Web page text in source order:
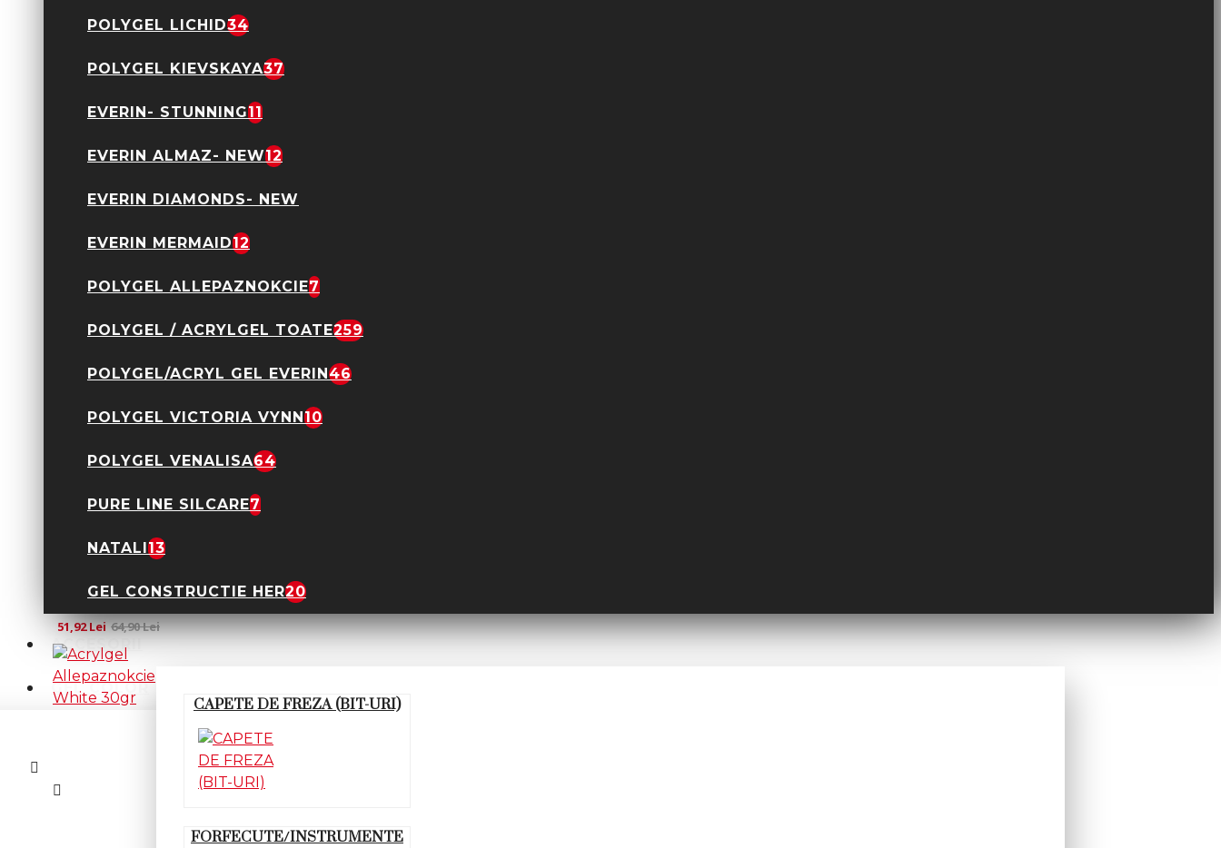
POLYGEL LICHID34
POLYGEL KIEVSKAYA37
EVERIN- STUNNING11
EVERIN ALMAZ- NEW12
EVERIN DIAMONDS- NEW
EVERIN MERMAID12
POLYGEL ALLEPAZNOKCIE7
POLYGEL / ACRYLGEL TOATE259
POLYGEL/ACRYL GEL EVERIN46
POLYGEL VICTORIA VYNN10
POLYGEL VENALISA64
PURE LINE SILCARE7
NATALI13
GEL CONSTRUCTIE HER20
ACCESORII
CAPETE DE FREZA (BIT-URI)
FORFECUTE/INSTRUMENTE
GEL COLOR
Gel Paint
Allepaznokcie Art
19,90 Lei
Allepaznokcie Clear
30gr Hema Free
Allepaznokcie Cookie
51,92 Lei 64,90 Lei
Peach 30gr Hema
51,92 Lei 64,90 Lei
51,92 Lei